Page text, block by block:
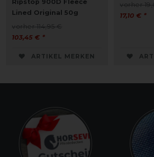
Ripstop 900D Fleece
Lined Original 50g
vorher 114,95 €
103,45 € *
ARTIKEL MERKEN
vorher
17,10 € *